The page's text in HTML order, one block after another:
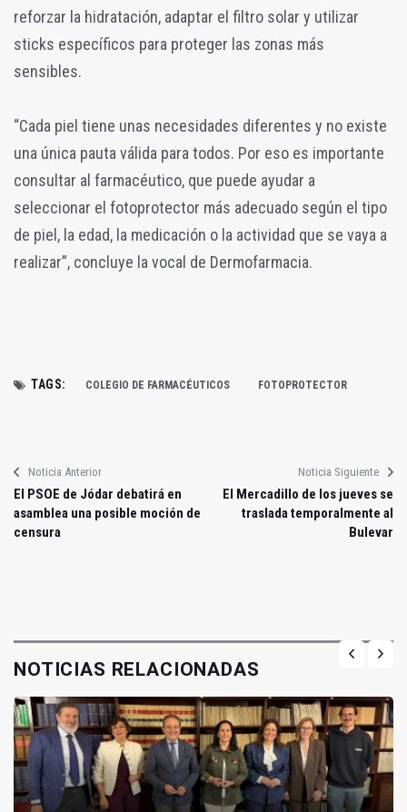
reforzar la hidratación, adaptar el filtro solar y utilizar
sticks específicos para proteger las zonas más
sensibles.
“Cada piel tiene unas necesidades diferentes y no existe
una única pauta válida para todos. Por eso es importante
consultar al farmacéutico, que puede ayudar a
seleccionar el fotoprotector más adecuado según el tipo
de piel, la edad, la medicación o la actividad que se vaya a
realizar”, concluye la vocal de Dermofarmacia.
TAGS: COLEGIO DE FARMACÉUTICOS FOTOPROTECTOR
Noticia Anterior
El PSOE de Jódar debatirá en
asamblea una posible moción de
censura
Noticia Siguiente
El Mercadillo de los jueves se
traslada temporalmente al
Bulevar
NOTICIAS RELACIONADAS